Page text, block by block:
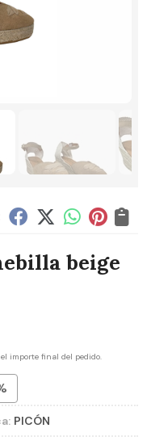
beige
importe final del pedido.
PICÓN